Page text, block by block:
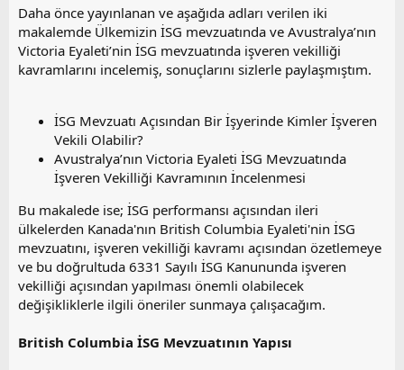
t
a
n
r
i
h
i
Daha önce yayınlanan ve aşağıda adları verilen iki
makalemde Ülkemizin İSG mevzuatında ve Avustralya’nın
Victoria Eyaleti’nin İSG mevzuatında işveren vekilliği
kavramlarını incelemiş, sonuçlarını sizlerle paylaşmıştım.
İSG Mevzuatı Açısından Bir İşyerinde Kimler İşveren
Vekili Olabilir?
Avustralya’nın Victoria Eyaleti İSG Mevzuatında
İşveren Vekilliği Kavramının İncelenmesi
Bu makalede ise; İSG performansı açısından ileri
ülkelerden Kanada'nın British Columbia Eyaleti'nin İSG
mevzuatını, işveren vekilliği kavramı açısından özetlemeye
ve bu doğrultuda 6331 Sayılı İSG Kanununda işveren
vekilliği açısından yapılması önemli olabilecek
değişikliklerle ilgili öneriler sunmaya çalışacağım.
British Columbia İSG Mevzuatının Yapısı